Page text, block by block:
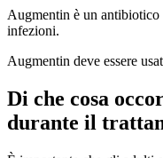
Augmentin è un antibiotico
infezioni.
Augmentin deve essere
Di che cosa
durante il